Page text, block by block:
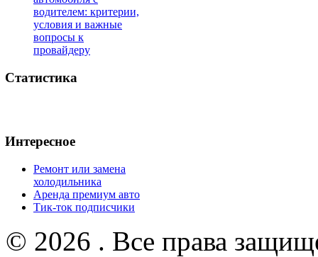
водителем: критерии,
условия и важные
вопросы к
провайдеру
Статистика
Интересное
Ремонт или замена
холодильника
Аренда премиум авто
Тик-ток подписчики
© 2026 . Все права